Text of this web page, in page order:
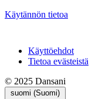
Käytännön tietoa
Käyttöehdot
Tietoa evästeistä
© 2025 Dansani
suomi (Suomi)